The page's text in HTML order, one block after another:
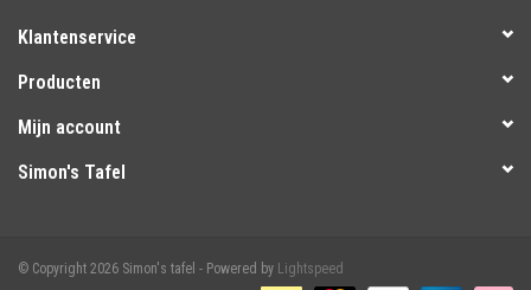
Klantenservice
Producten
Mijn account
Simon's Tafel
© Copyright 2026 Simon's tafel - Powered by Lightspeed